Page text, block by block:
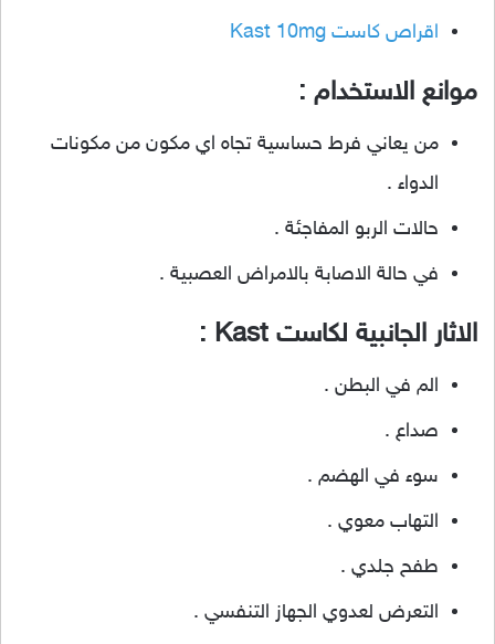
اقراص كاست Kast 10mg
موانع الاستخدام :
من يعاني فرط حساسية تجاه اي مكون من مكونات
الدواء .
حالات الربو المفاجئة .
في حالة الاصابة بالامراض العصبية .
الاثار الجانبية لكاست Kast :
الم في البطن .
صداع .
سوء في الهضم .
التهاب معوي .
طفح جلدي .
التعرض لعدوي الجهاز التنفسي .